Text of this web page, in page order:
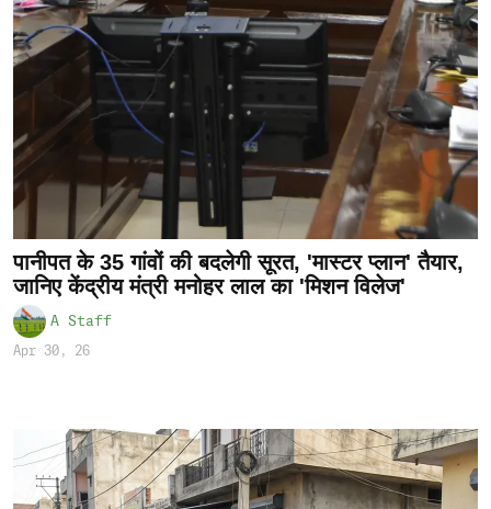
पानीपत के 35 गांवों की बदलेगी सूरत, 'मास्टर प्लान' तैयार,
जानिए केंद्रीय मंत्री मनोहर लाल का 'मिशन विलेज'
A Staff
Apr 30, 26